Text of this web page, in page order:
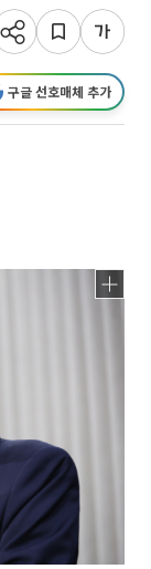
구글 선호매체 추가